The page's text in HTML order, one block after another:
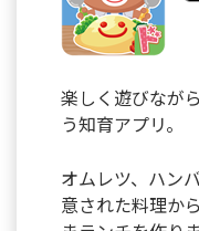
楽しく遊びなが
う知育アプリ。
オムレツ、ハン
意された料理か